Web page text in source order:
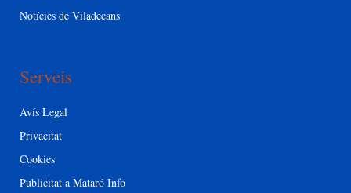
Notícies de Viladecans
Serveis
Avís Legal
Privacitat
Cookies
Publicitat a Mataró Info